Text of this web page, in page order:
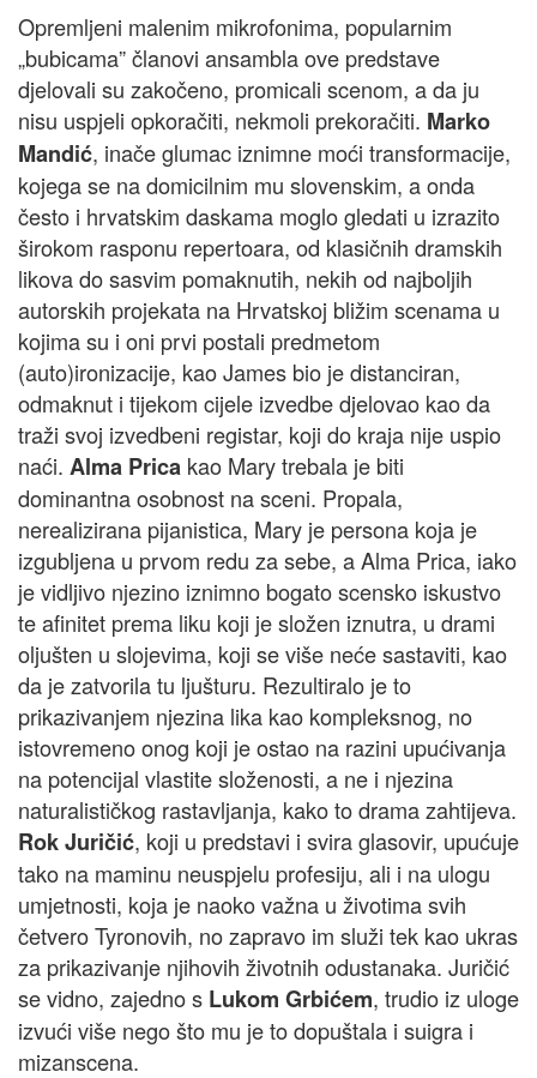
Opremljeni malenim mikrofonima, popularnim
„bubicama” članovi ansambla ove predstave
djelovali su zakočeno, promicali scenom, a da ju
nisu uspjeli opkoračiti, nekmoli prekoračiti. Marko
Mandić, inače glumac iznimne moći transformacije,
kojega se na domicilnim mu slovenskim, a onda
često i hrvatskim daskama moglo gledati u izrazito
širokom rasponu repertoara, od klasičnih dramskih
likova do sasvim pomaknutih, nekih od najboljih
autorskih projekata na Hrvatskoj bližim scenama u
kojima su i oni prvi postali predmetom
(auto)ironizacije, kao James bio je distanciran,
odmaknut i tijekom cijele izvedbe djelovao kao da
traži svoj izvedbeni registar, koji do kraja nije uspio
naći. Alma Prica kao Mary trebala je biti
dominantna osobnost na sceni. Propala,
nerealizirana pijanistica, Mary je persona koja je
izgubljena u prvom redu za sebe, a Alma Prica, iako
je vidljivo njezino iznimno bogato scensko iskustvo
te afinitet prema liku koji je složen iznutra, u drami
oljušten u slojevima, koji se više neće sastaviti, kao
da je zatvorila tu ljušturu. Rezultiralo je to
prikazivanjem njezina lika kao kompleksnog, no
istovremeno onog koji je ostao na razini upućivanja
na potencijal vlastite složenosti, a ne i njezina
naturalističkog rastavljanja, kako to drama zahtijeva.
Rok Juričić, koji u predstavi i svira glasovir, upućuje
tako na maminu neuspjelu profesiju, ali i na ulogu
umjetnosti, koja je naoko važna u životima svih
četvero Tyronovih, no zapravo im služi tek kao ukras
za prikazivanje njihovih životnih odustanaka. Juričić
se vidno, zajedno s Lukom Grbićem, trudio iz uloge
izvući više nego što mu je to dopuštala i suigra i
mizanscena.